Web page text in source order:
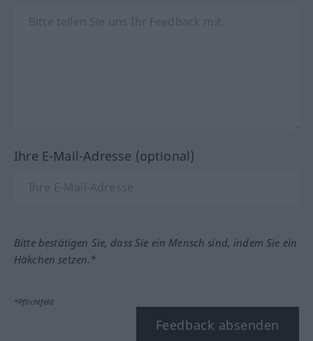
Ihre E-Mail-Adresse (optional)
Bitte bestätigen Sie, dass Sie ein Mensch sind, indem Sie ein
Häkchen setzen.*
*Pflichtfeld
Feedback absenden